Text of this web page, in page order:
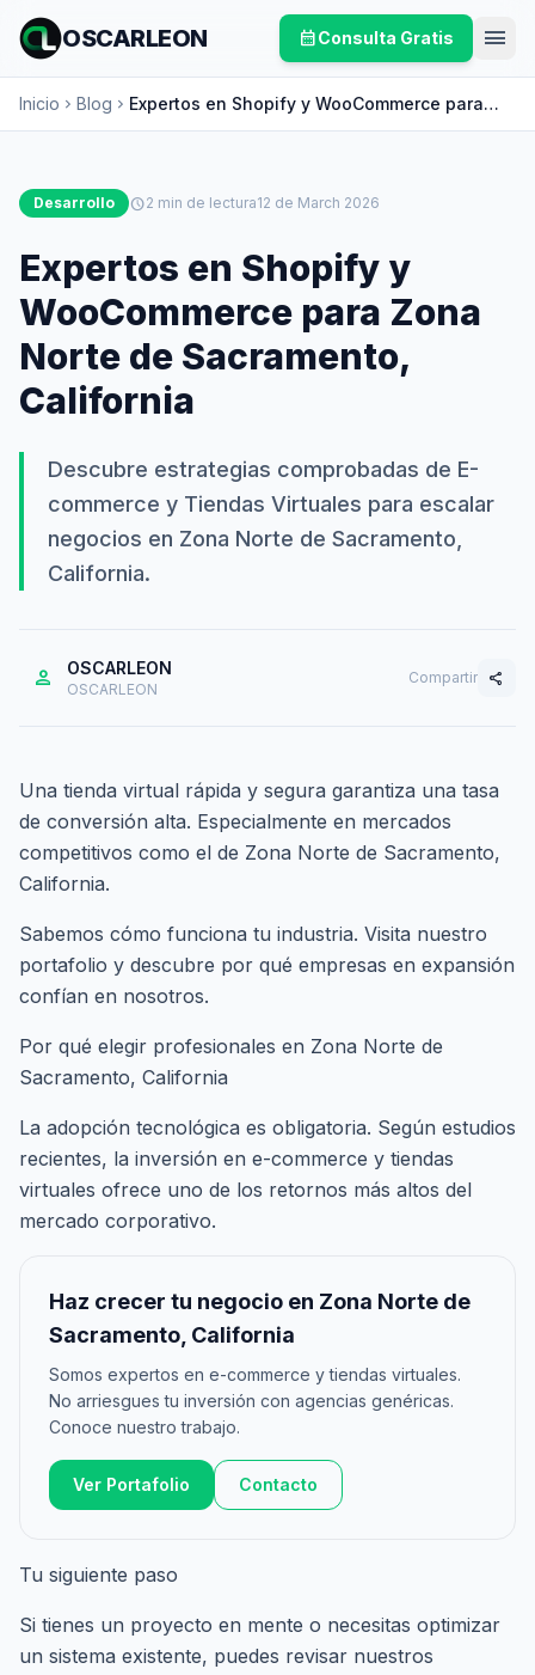
OSCARLEON calendar_monthConsulta Gratis menu
Inicio chevron_right Blog chevron_right Expertos en Shopify y WooCommerce para
Zona Norte de Sacramento, California
Desarrollo schedule2 min de lectura12 de March 2026
Expertos en Shopify y
WooCommerce para Zona
Norte de Sacramento,
California
Descubre estrategias comprobadas de E-
commerce y Tiendas Virtuales para escalar
negocios en Zona Norte de Sacramento,
California.
person OSCARLEON
OSCARLEON
Compartir share
Una tienda virtual rápida y segura garantiza una tasa
de conversión alta. Especialmente en mercados
competitivos como el de Zona Norte de Sacramento,
California.
Sabemos cómo funciona tu industria. Visita nuestro
portafolio y descubre por qué empresas en expansión
confían en nosotros.
Por qué elegir profesionales en Zona Norte de
Sacramento, California
La adopción tecnológica es obligatoria. Según estudios
recientes, la inversión en e-commerce y tiendas
virtuales ofrece uno de los retornos más altos del
mercado corporativo.
Haz crecer tu negocio en Zona Norte de
Sacramento, California
Somos expertos en e-commerce y tiendas virtuales.
No arriesgues tu inversión con agencias genéricas.
Conoce nuestro trabajo.
Ver Portafolio Contacto
Tu siguiente paso
Si tienes un proyecto en mente o necesitas optimizar
un sistema existente, puedes revisar nuestros